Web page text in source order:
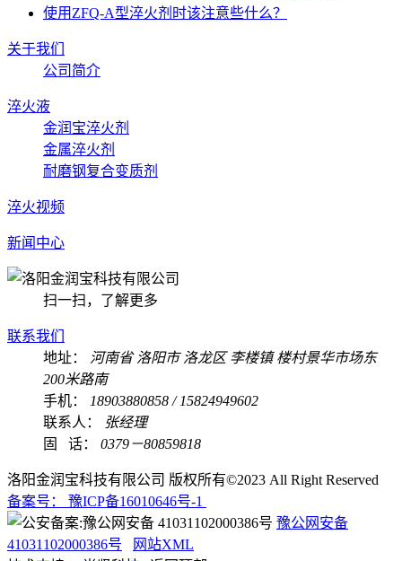
使用ZFQ-A型淬火剂时该注意些什么？
关于我们
公司简介
淬火液
金润宝淬火剂
金属淬火剂
耐磨钢复合变质剂
淬火视频
新闻中心
扫一扫，了解更多
联系我们
地址：
河南省 洛阳市 洛龙区 李楼镇 楼村景华市场东
200米路南
手机：
18903880858 / 15824949602
联系人：
张经理
固 话：
0379－80859818
洛阳金润宝科技有限公司 版权所有©2023 All Right Reserved
备案号： 豫ICP备16010646号-1
豫公网安备
41031102000386号
网站XML